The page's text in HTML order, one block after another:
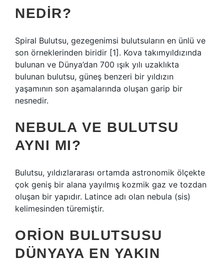
NEDIR?
Spiral Bulutsu, gezegenimsi bulutsuların en ünlü ve
son örneklerinden biridir [1]. Kova takımyıldızında
bulunan ve Dünya’dan 700 ışık yılı uzaklıkta
bulunan bulutsu, güneş benzeri bir yıldızın
yaşamının son aşamalarında oluşan garip bir
nesnedir.
NEBULA VE BULUTSU
AYNI MI?
Bulutsu, yıldızlararası ortamda astronomik ölçekte
çok geniş bir alana yayılmış kozmik gaz ve tozdan
oluşan bir yapıdır. Latince adı olan nebula (sis)
kelimesinden türemiştir.
ORION BULUTSUSU
DÜNYAYA EN YAKIN